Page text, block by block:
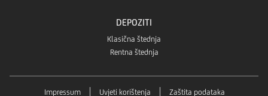
DEPOZITI
Klasična štednja
Rentna štednja
Impressum Uvjeti korištenja Zaštita podataka